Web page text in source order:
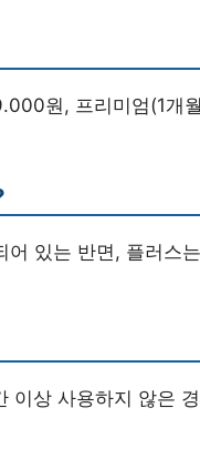
원, 프리미엄(1개
있는 반면, 플러스
이상 사용하지 않은